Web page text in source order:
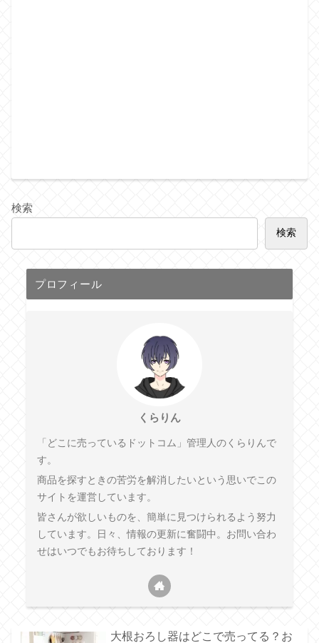
検索
検索
プロフィール
くらりん
「どこに売っているドットコム」管理人のくらりんで
す。
商品を探すときの苦労を解消したいという思いでこの
サイトを運営しています。
皆さんが欲しいものを、簡単に見つけられるよう努力
しています。日々、情報の更新に奮闘中。お問い合わ
せはいつでもお待ちしております！
大根おろし器はどこで売ってる？お